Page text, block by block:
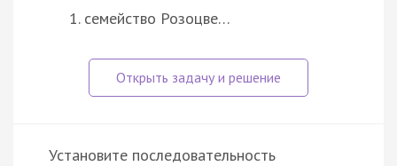
семейство Розоцве…
Установите последовательность